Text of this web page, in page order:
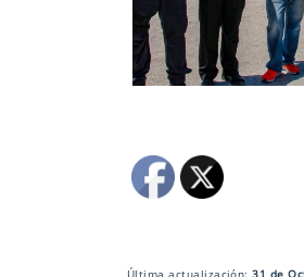
Última actualización:31 de